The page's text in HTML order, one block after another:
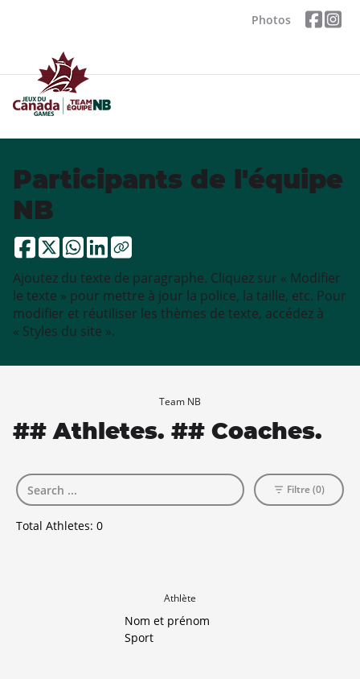
Photos
Participants de l'équipe
NB
Ajoutez du texte de paragraphe. Cliquez sur « Modifier
le texte » pour mettre à jour la police, la taille, etc. Pour
modifier et réutiliser les thèmes de texte, accédez à
« Styles du site ».
Team NB
## Athletes. ## Coaches.
Total Athletes: 0
Filtre (0)
Athlète
Nom et prénom
Sport